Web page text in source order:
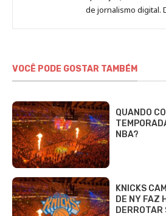
de jornalismo digital.
VOCÊ PODE GOSTAR TAMBÉM
QUANDO
NBA?
KNICKS
DE NY FAZ
DERROTAR